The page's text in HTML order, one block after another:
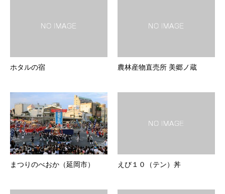
ホタルの宿 農林産物直売所 美郷ノ蔵
まつりのべおか（延岡市） えび１０（テン）丼